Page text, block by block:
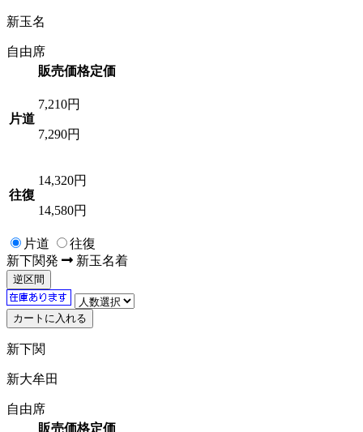
新玉名
自由席
販売価格定価
片道
7,210円
7,290円
往復
14,320円
14,580円
片道
往復
新下関発 新玉名着
逆区間
新下関
新大牟田
自由席
販売価格定価